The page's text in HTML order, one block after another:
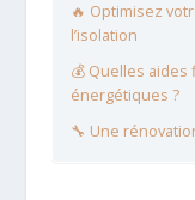
🔥 Optimisez
l’isolation
💰 Quelles aides
énergétiques ?
🔧 Une